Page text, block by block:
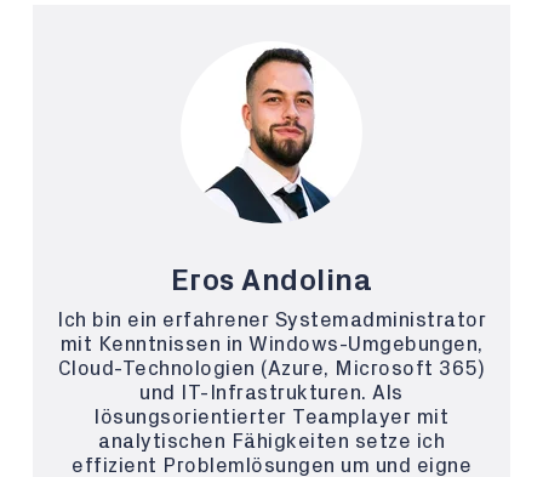
Eros Andolina
Ich bin ein erfahrener Systemadministrator
mit Kenntnissen in Windows-Umgebungen,
Cloud-Technologien (Azure, Microsoft 365)
und IT-Infrastrukturen. Als
lösungsorientierter Teamplayer mit
analytischen Fähigkeiten setze ich
effizient Problemlösungen um und eigne